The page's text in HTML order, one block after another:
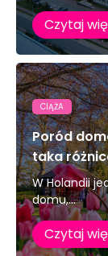
Czytaj
CIĄŻA
Poród
taka
W Holandii
domu,...
Czytaj